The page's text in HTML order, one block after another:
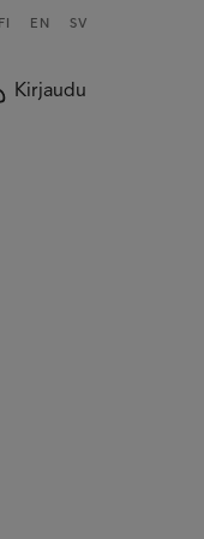
FI EN SV
Kirjaudu